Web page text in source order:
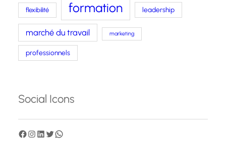
flexibilité formation leadership
marché du travail marketing
professionnels
Social Icons
F I
L T W